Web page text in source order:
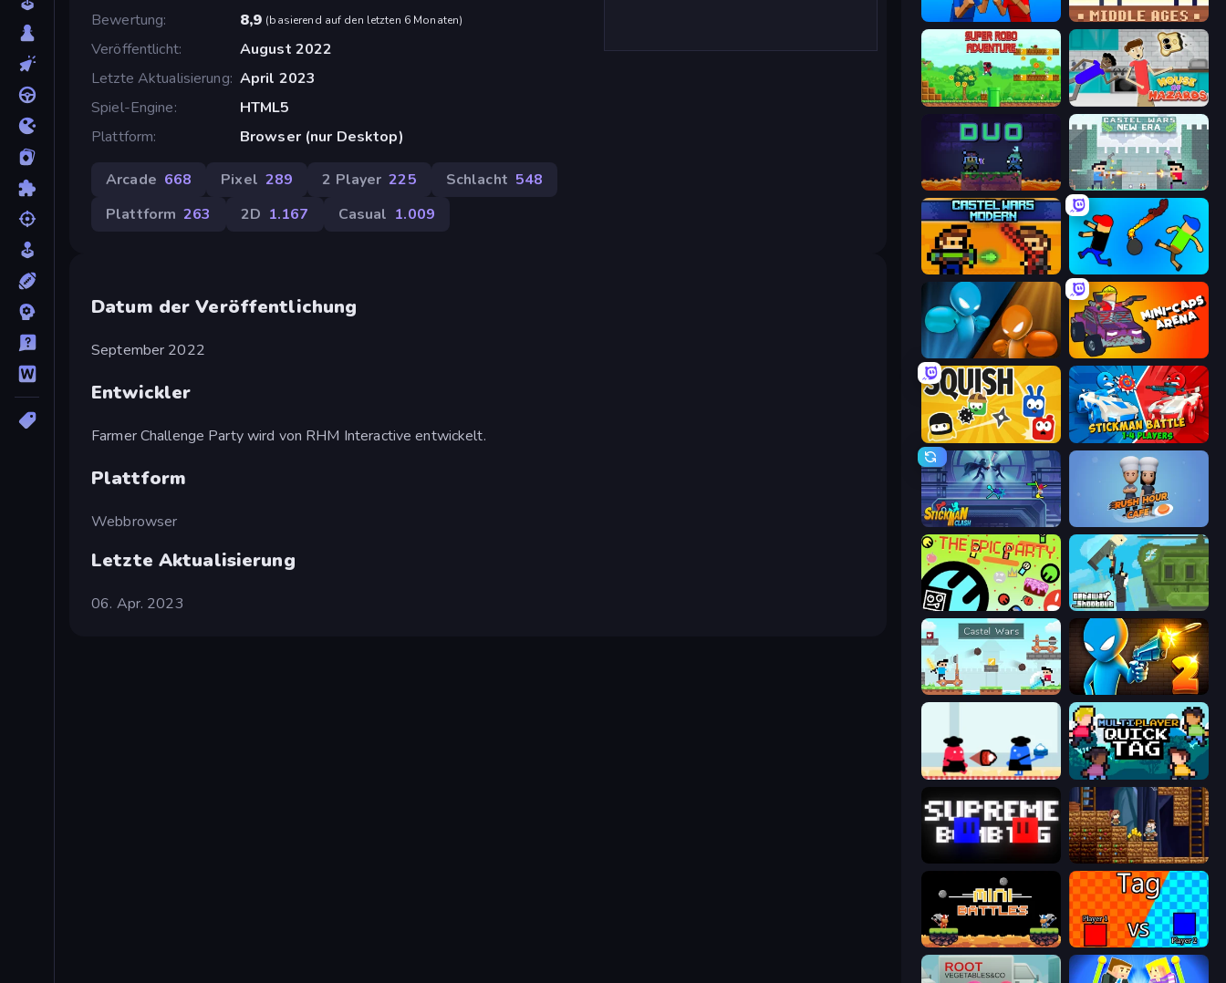
Bewertung
8,9 (basierend auf den letzten 6 Monaten)
Veröffentlicht
August 2022
Letzte Aktualisierung April 2023
Spiel-Engine
HTML5
Plattform
Browser (nur Desktop)
Arcade 668 Pixel 289 2 Player 225 Schlacht 548
Plattform 263 2D 1.167 Casual 1.009
Datum der Veröffentlichung
September 2022
Entwickler
Farmer Challenge Party wird von RHM Interactive entwickelt.
Plattform
Webbrowser
Letzte Aktualisierung
06. Apr. 2023
Puppet Fighter 2 Player Castle Wars: Middle Ages
Super Robo - Adventure House of Hazards
Duo Castle Wars: New Era
Castle Wars: Modern Mini-Caps: Bombs
Drunken Boxing Mini-Caps: Arena
Squish Stickman battle 1-4 Players
Stickman Clash Rush Hour Cafe
The Epic Party Getaway Shootout
Castle Wars Drunken Duel 2
Clash of Cakes Multiplayer Quick Tag
Miners' Adventure
12 MiniBattles 2 Player Tag